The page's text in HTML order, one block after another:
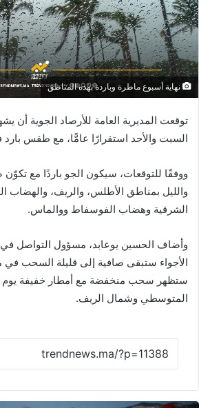
نهاية أسبوع ماطرة وباردة بهذه المناطق
توقعت المديرية العامة للأرصاد الجوية أن
السبت والأحد استقرارًا عامًّا، مع طقس
ووفقًا للتوقعات، سيكون الجو باردًا مع
والليل بمناطق الأطلس، والريف، والهضاب
الشرقية وهضاب الفوسفاط ووالماس.
وأضاف الحسين يوعابد، مسؤول التواصل في
الأجواء ستبقى صافية إلى قليلة السحب
ستظهر سحب منخفضة مع أمطار خفيفة
المتوسطي وشمال الريف.